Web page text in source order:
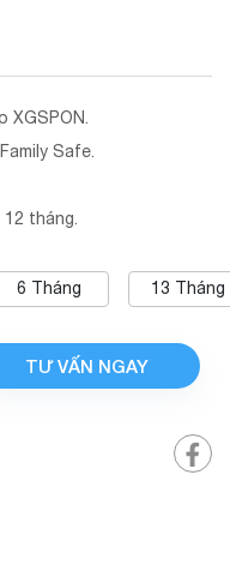
Safe.
tháng.
6 Tháng 13 Tháng
TƯ VẤN NGAY